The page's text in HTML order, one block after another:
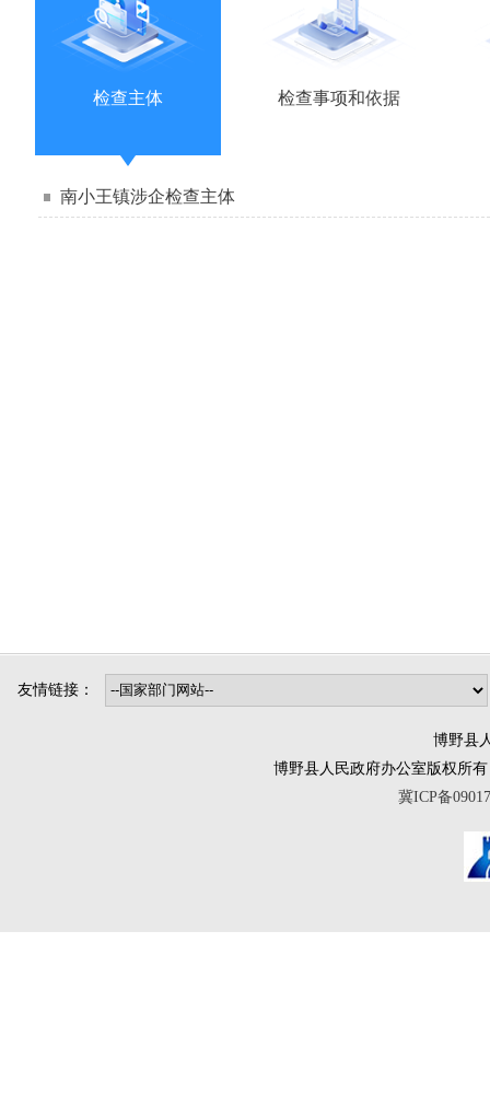
检查主体 检查事项和依据
南小王镇涉企检查主体
友情链接：
博野县
博野县人民政府办公室版权所有
冀ICP备